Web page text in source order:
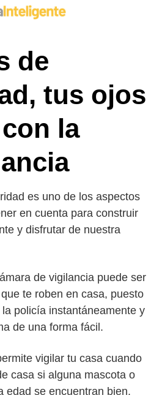
de
tus ojos
la
es uno de los aspectos
en cuenta para construir
y disfrutar de nuestra
de vigilancia puede ser
te roben en casa, puesto
policía instantáneamente y
de una forma fácil.
vigilar tu casa cuando
casa si alguna mascota o
edad se encuentran bien.